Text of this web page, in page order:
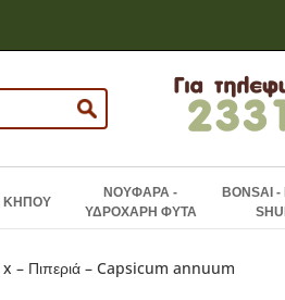
ΚΗΠΟΥ
ΝΟΥΦΑΡΑ -
ΥΔΡΟΧΑΡΗ ΦΥΤΑ
BONSAI -
SHUI
– Πιπεριά – Capsicum annuum